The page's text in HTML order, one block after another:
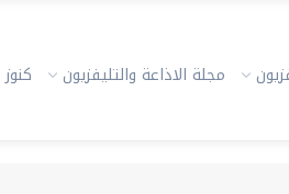
مجلة الاذاعة والتليفزيون كنوز